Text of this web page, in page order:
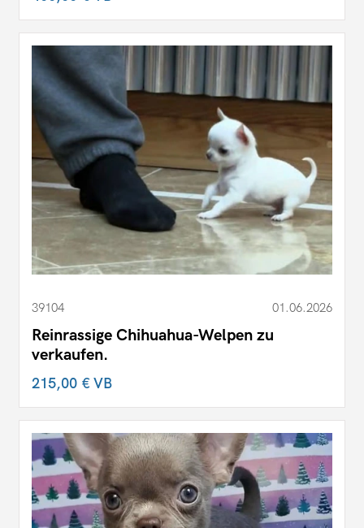
39104 01.06.2026
Reinrassige Chihuahua-Welpen zu
verkaufen.
215,00 €VB